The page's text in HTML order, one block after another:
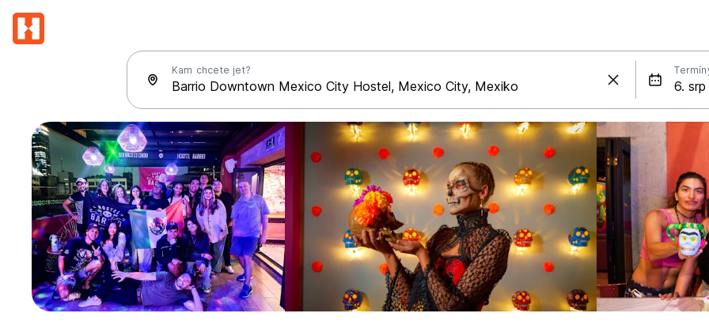
Kam chcete jet?